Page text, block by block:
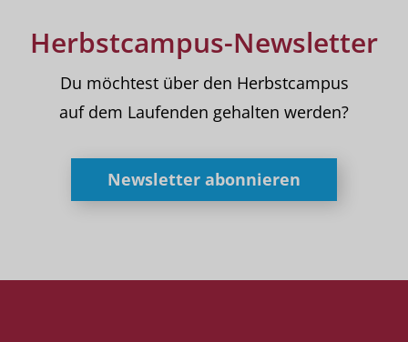
Herbstcampus-Newsletter
Du möchtest über den Herbstcampus
auf dem Laufenden gehalten werden?
Newsletter abonnieren